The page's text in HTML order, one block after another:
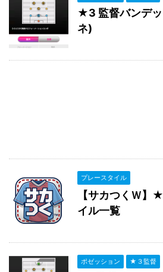
★3 監督バンデ
ネ)
プレースタイル
【サカつくＷ】
イル一覧
ポゼッション ★３監督